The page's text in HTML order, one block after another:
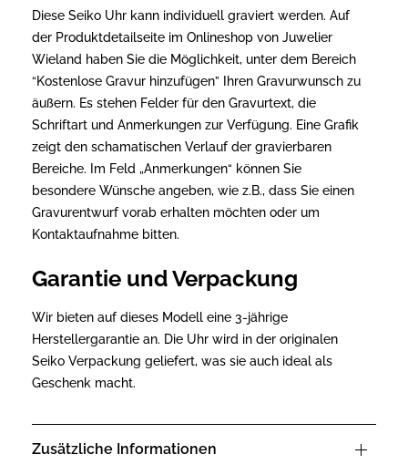
Diese Seiko Uhr kann individuell graviert werden. Auf
der Produktdetailseite im Onlineshop von Juwelier
Wieland haben Sie die Möglichkeit, unter dem Bereich
“Kostenlose Gravur hinzufügen” Ihren Gravurwunsch zu
äußern. Es stehen Felder für den Gravurtext, die
Schriftart und Anmerkungen zur Verfügung. Eine Grafik
zeigt den schamatischen Verlauf der gravierbaren
Bereiche. Im Feld „Anmerkungen“ können Sie
besondere Wünsche angeben, wie z.B., dass Sie einen
Gravurentwurf vorab erhalten möchten oder um
Kontaktaufnahme bitten.
Garantie und Verpackung
Wir bieten auf dieses Modell eine 3-jährige
Herstellergarantie an. Die Uhr wird in der originalen
Seiko Verpackung geliefert, was sie auch ideal als
Geschenk macht.
Zusätzliche Informationen